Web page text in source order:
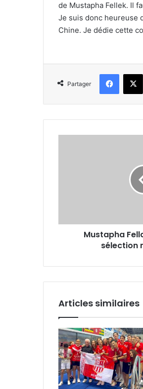
de Mustapha Fellek. Il
Je suis donc heureuse
Chine. Je dédie cette
Partager
X
Mustapha
sélection
Articles similaires